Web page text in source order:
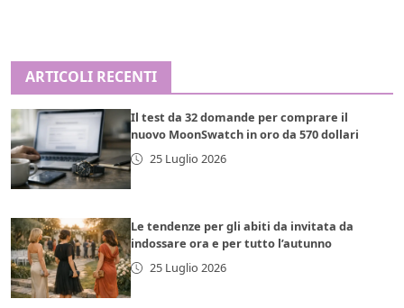
ARTICOLI RECENTI
Il test da 32 domande per comprare il
nuovo MoonSwatch in oro da 570 dollari
25 Luglio 2026
Le tendenze per gli abiti da invitata da
indossare ora e per tutto l’autunno
25 Luglio 2026